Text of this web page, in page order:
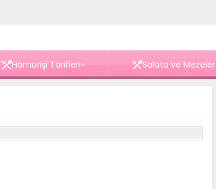
Hamurişi Tarifleri Salata ve Mezeler